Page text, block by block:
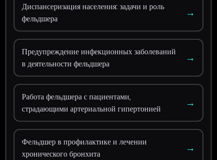
Диспансеризация населения: задачи и роль
фельдшера
→
Предупреждение инфекционных заболеваний
в деятельности фельдшера
→
Работа фельдшера с пациентами,
страдающими артериальной гипертонией
→
Фельдшер в профилактике и лечении
хронического бронхита
→